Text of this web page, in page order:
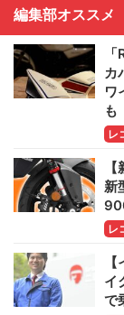
編集部オススメ
カ
ワ
も
レ
新
レ
イ
で